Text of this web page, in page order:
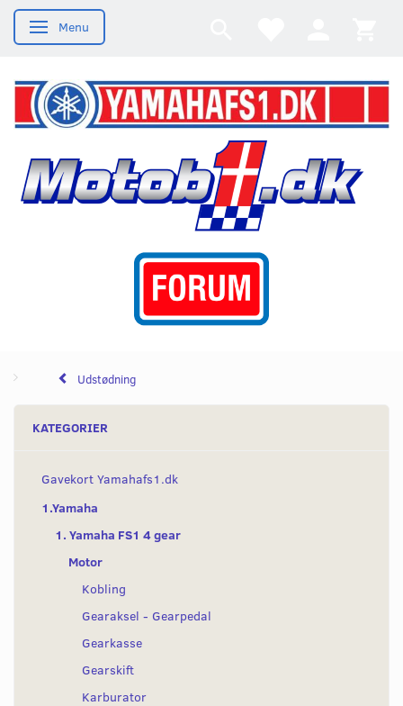
Skifte navigation
Menu
Udstødning
KATEGORIER
Gavekort Yamahafs1.dk
1.Yamaha
1. Yamaha FS1 4 gear
Motor
Kobling
Gearaksel - Gearpedal
Gearkasse
Gearskift
Karburator